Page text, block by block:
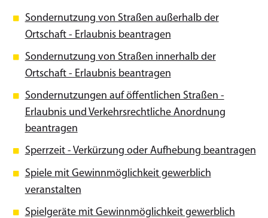
Sondernutzung von Straßen außerhalb der
Ortschaft - Erlaubnis beantragen
Sondernutzung von Straßen innerhalb der
Ortschaft - Erlaubnis beantragen
Sondernutzungen auf öffentlichen Straßen -
Erlaubnis und Verkehrsrechtliche Anordnung
beantragen
Sperrzeit - Verkürzung oder Aufhebung beantragen
Spiele mit Gewinnmöglichkeit gewerblich
veranstalten
Spielgeräte mit Gewinnmöglichkeit gewerblich